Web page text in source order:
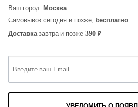
Ваш город: Москва
Самовывозсегодня и позже, бесплатно
Доставказавтра и позже 390 ₽